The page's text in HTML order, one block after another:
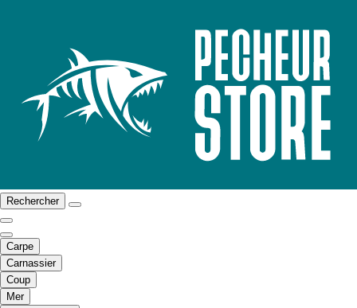
Rechercher
Carpe
Carnassier
Coup
Mer